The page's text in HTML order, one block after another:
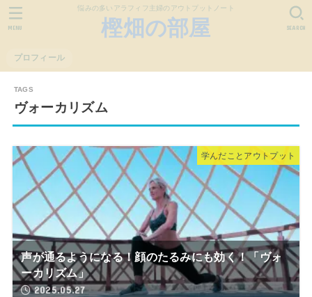
悩みの多いアラフィフ主婦のアウトプットノート
樫畑の部屋
プロフィール
SEARCH
MENU
ヴォーカリズム
学んだことアウトプット
声が通るようになる！顔のたるみにも効く！「ヴォ
ーカリズム」
2025.05.27